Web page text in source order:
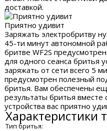
доставкой.
Приятно удивит
Заряжать электробритву
45-ти минут автономной
бритве WF2S
для одного сеанса бритья
заряжать от сети всего 5
предусмотрен полезный
бритья. Вам обеспечены
результаты бритья вместе
устройства вас приятно
Характеристики
Тип бритья: